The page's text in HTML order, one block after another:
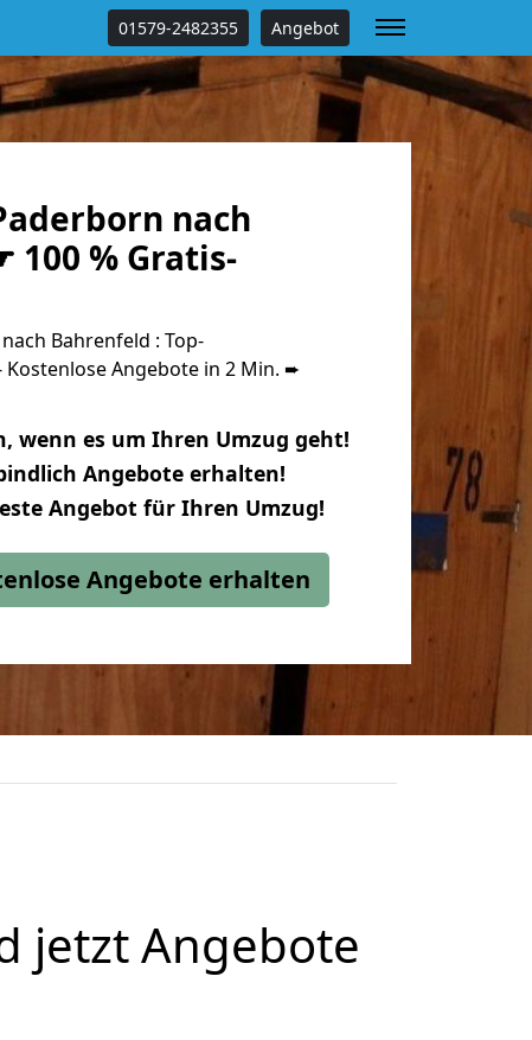
01579-2482355 Angebot
nach
% Gratis-
Bahrenfeld : Top-
Angebote in 2 Min. ➨
wenn es um Ihren Umzug geht!
Angebote erhalten!
Angebot für Ihren Umzug!
Angebote erhalten
jetzt Angebote